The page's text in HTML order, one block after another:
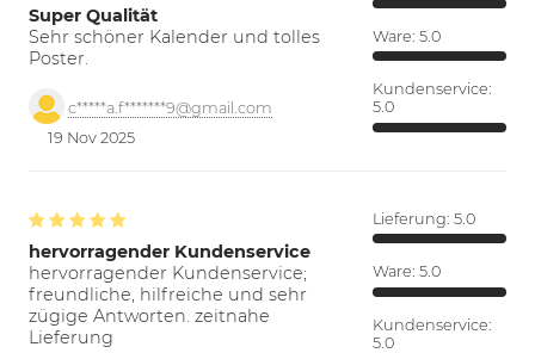
Super Qualität
Sehr schöner Kalender und tolles
Poster.
c*****a.f*******9@gmail.com
19 Nov 2025
Ware: 5.0
Kundenservice:
5.0
hervorragender Kundenservice
hervorragender Kundenservice;
freundliche, hilfreiche und sehr
zügige Antworten. zeitnahe
Lieferung
Lieferung: 5.0
Ware: 5.0
Kundenservice:
5.0